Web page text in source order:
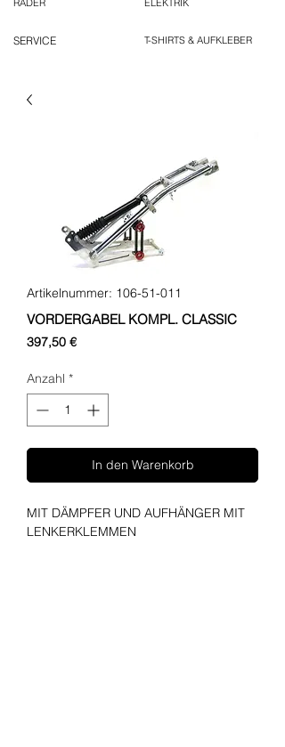
RÄDER
SERVICE
ELEKTRIK
T-SHIRTS & AUFKLEBER
Artikelnummer: 106-51-011
VORDERGABEL KOMPL. CLASSIC
397,50 €Preis
Anzahl *
In den Warenkorb
MIT DÄMPFER UND AUFHÄNGER MIT
LENKERKLEMMEN